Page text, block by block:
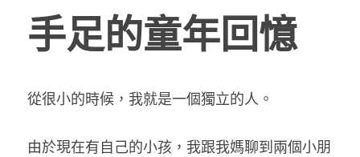
食記
與我聯絡
手足的童年回憶
從很小的時候，我就是一個獨立的人。
由於現在有自己的小孩，我跟我媽聊到兩個小朋